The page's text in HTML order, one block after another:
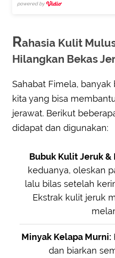
powered by
Rahasia Kulit
Hilangkan Bekas
Sahabat Fimela,
kita yang bisa
jerawat. Berikut
didapat dan digunakan:
Bubuk Kulit Jeruk &
keduanya, oleskan
lalu bilas setelah
Ekstrak kulit jeruk
Minyak Kelapa Murni:
dan biarkan